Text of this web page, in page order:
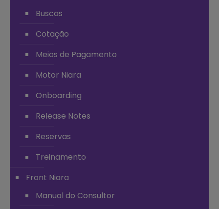
Buscas
Cotação
Meios de Pagamento
Motor Niara
Onboarding
Release Notes
Reservas
Treinamento
Front Niara
Manual do Consultor